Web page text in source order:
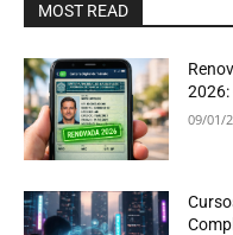
MOST READ
2026:
09/01/